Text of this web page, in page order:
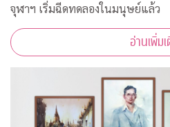
จุฬาฯ เริ่มฉีดทดลองในมนุษย์แล้ว
อ่านเพิ่ม